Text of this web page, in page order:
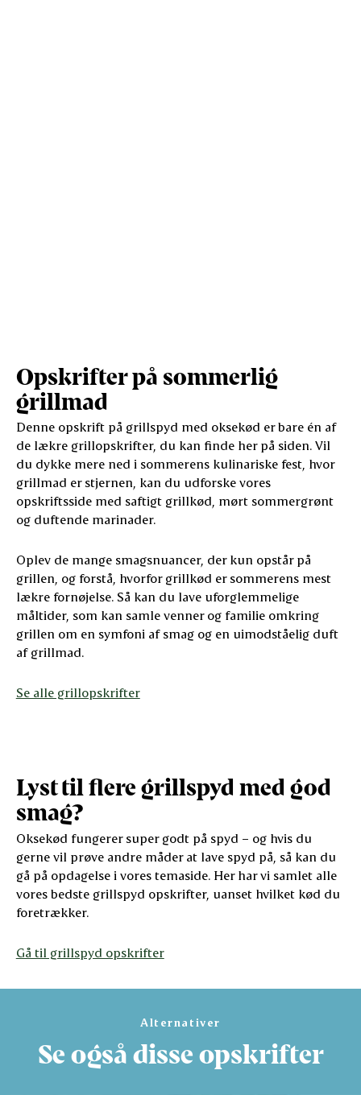
Opskrifter på sommerlig
grillmad
Denne opskrift på grillspyd med oksekød er bare én af
de lækre grillopskrifter, du kan finde her på siden. Vil
du dykke mere ned i sommerens kulinariske fest, hvor
grillmad er stjernen, kan du udforske vores
opskriftsside med saftigt grillkød, mørt sommergrønt
og duftende marinader.
Oplev de mange smagsnuancer, der kun opstår på
grillen, og forstå, hvorfor grillkød er sommerens mest
lækre fornøjelse. Så kan du lave uforglemmelige
måltider, som kan samle venner og familie omkring
grillen om en symfoni af smag og en uimodståelig duft
af grillmad.
Se alle grillopskrifter
Lyst til flere grillspyd med god
smag?
Oksekød fungerer super godt på spyd – og hvis du
gerne vil prøve andre måder at lave spyd på, så kan du
gå på opdagelse i vores temaside. Her har vi samlet alle
vores bedste grillspyd opskrifter, uanset hvilket kød du
foretrækker.
Gå til grillspyd opskrifter
Alternativer
Se også disse opskrifter